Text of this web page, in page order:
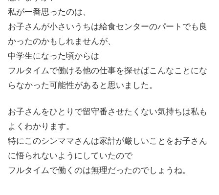
私が一番思ったのは、
お子さんが小さいうちは給食センターのパートでも良
かったのかもしれませんが、
中学生になった頃からは
フルタイムで働ける他の仕事を探せばこんなことにな
らなかった可能性があると思いました。
お子さんをひとりで留守番させたくない気持ちは私も
よくわかります。
特にこのシンママさんは家計が厳しいことをお子さん
に悟られないようにしていたので
フルタイムで働くのは無理だったのでしょうね。